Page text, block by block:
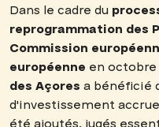
Dans le cadre du
reprogrammation des
Commission
européenne en octobre
des Açores a bénéficié
d'investissement